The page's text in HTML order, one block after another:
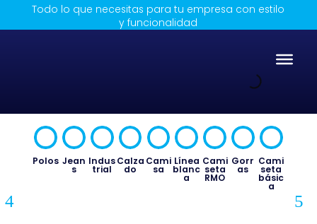
Todo lo que necesitas para tu empresa con estilo
y funcionalidad
Polos Jean
s
Indus
trial
Calza
do
Cami
sa
Línea
blanc
a
Cami
seta
RMO
Gorr
as
Cami
seta
básic
a